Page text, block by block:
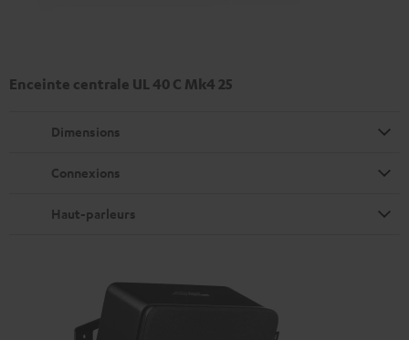
Enceinte centrale UL 40 C Mk4 25
Dimensions
Connexions
Haut-parleurs